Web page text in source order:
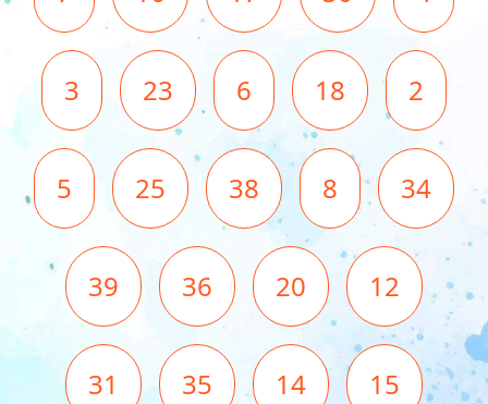
3 23 6 18 2
5 25 38 8 34
39 36 20 12
31 35 14 15